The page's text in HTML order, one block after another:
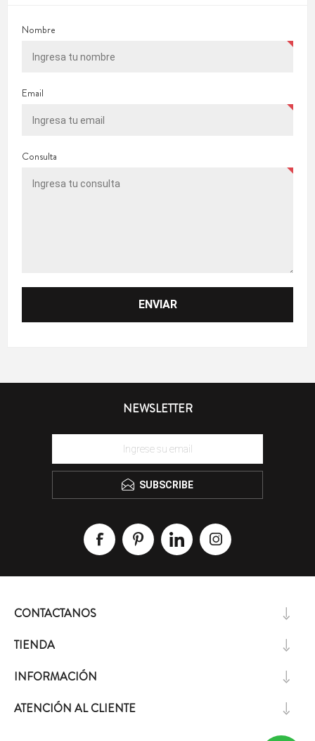
Nombre
Email
Consulta
NEWSLETTER
SUBSCRIBE
CONTACTANOS
TIENDA
INFORMACIÓN
ATENCIÓN AL CLIENTE